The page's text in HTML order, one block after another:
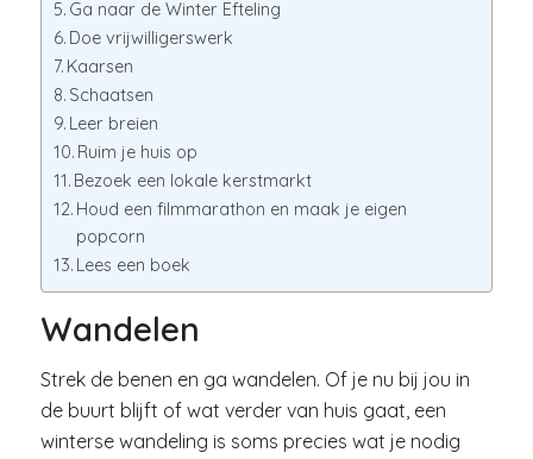
Ga naar de Winter Efteling
Doe vrijwilligerswerk
Kaarsen
Schaatsen
Leer breien
Ruim je huis op
Bezoek een lokale kerstmarkt
Houd een filmmarathon en maak je eigen
popcorn
Lees een boek
Wandelen
Strek de benen en ga wandelen. Of je nu bij jou in
de buurt blijft of wat verder van huis gaat, een
winterse wandeling is soms precies wat je nodig